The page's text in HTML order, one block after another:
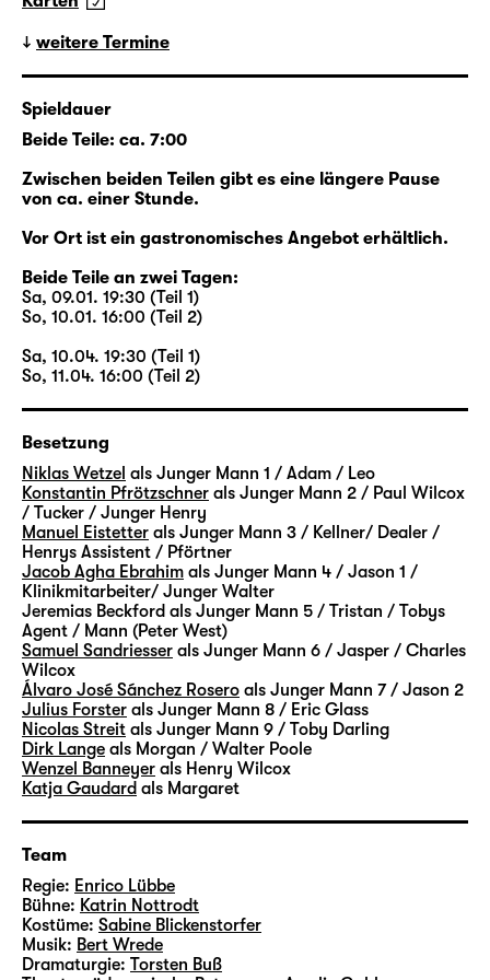
das Walter dem jungen Eric zuerkennt.
Beide lernen sich eher zufällig kennen, beide
sind auf ihre Art allein: Walter ist es gewohnt,
Geschäftsverhandlungen in der ganzen Welt
unterwegs ist; Erics Freund Toby ist seit
Wochen versunken in den Proben für das
Stück, das gerade aus seinem Erfolgsroman
„Loved Boy“ entsteht. Die neue Freundschaft
zwischen Walter und Eric aber endet jäh, als
Walter plötzlich stirbt. Plötzlich zumindest für
alle anderen: Er hatte niemandem von seiner
Krebserkrankung erzählt. Aber er hat Eric
eine unbekannte Welt eröffnet.
Beginnend im New York des Jahres 2015
kreuzen sich die Wege der Figuren: Zwei
Paare stehen im Zentrum der Episoden,
Walter und Henry sowie Eric und Toby. Viele
weitere Figuren ergänzen das „Vermächtnis“.
In Szenen und Monologen, Rückblenden und
Traumsequenzen begleiten wir sie alle über
Jahre — ihre Hoffnungen, ihre Sehnsüchte
und Ängste, ihre sehr verschiedenen
Ansichten und Lebensentwürfe. Erfolg oder
Geborgenheit, Privates oder Politisches —
gibt es das nur einzeln oder auch zusammen?
Die Lebenswege der Figuren werden geprägt
von individuellen Entscheidungen — aber
mehr noch von Umständen und Bedingungen,
die lange vor ihnen selbst in Geltung
getreten sind. Vermächtnisse
gewissermaßen.
Mit Walter, Mitte 60, und Eric, Anfang 30,
begegnen sich auch zwei Generationen eines
Lebensentwurfs, die unterschiedlicher
weitere Termine
Spieldauer
Beide Teile: ca. 7:00
Zwischen beiden Teilen gibt es eine längere Pause
von ca. einer Stunde.
Vor Ort ist ein gastronomisches Angebot erhältlich.
Beide Teile an zwei Tagen:
Sa, 09.01. 19:30 (Teil 1)
So, 10.01. 16:00 (Teil 2)
Sa, 10.04. 19:30 (Teil 1)
So, 11.04. 16:00 (Teil 2)
Besetzung
Niklas Wetzel als Junger Mann 1 / Adam / Leo
Konstantin Pfrötzschner als Junger Mann 2 / Paul Wilcox
/ Tucker / Junger Henry
Manuel Eistetter als Junger Mann 3 / Kellner/ Dealer /
Henrys Assistent / Pförtner
Jacob Agha Ebrahim als Junger Mann 4 / Jason 1 /
Klinikmitarbeiter/ Junger Walter
Jeremias Beckford als Junger Mann 5 / Tristan / Tobys
Agent / Mann (Peter West)
Samuel Sandriesser als Junger Mann 6 / Jasper / Charles
Wilcox
Álvaro José Sánchez Rosero als Junger Mann 7 / Jason 2
Julius Forster als Junger Mann 8 / Eric Glass
Nicolas Streit als Junger Mann 9 / Toby Darling
Dirk Lange als Morgan / Walter Poole
Wenzel Banneyer als Henry Wilcox
Katja Gaudard als Margaret
Team
Regie: Enrico Lübbe
Bühne: Katrin Nottrodt
Kostüme: Sabine Blickenstorfer
Musik: Bert Wrede
Dramaturgie: Torsten Buß